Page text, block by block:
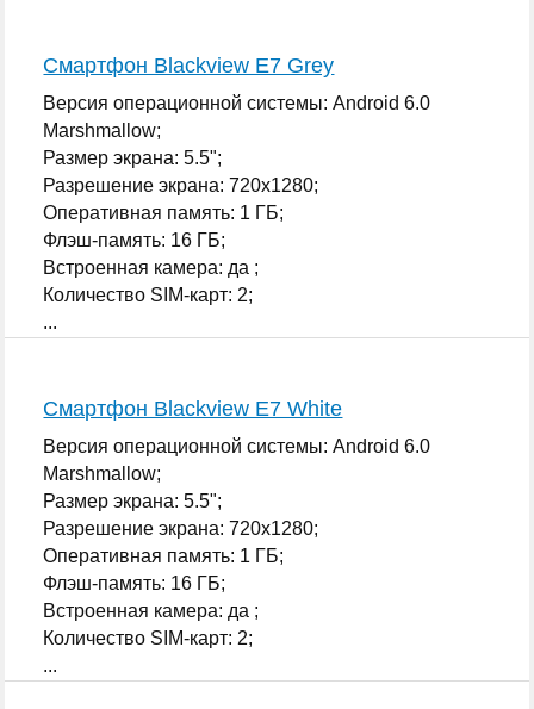
Смартфон Blackview E7 Grey
Версия операционной системы: Android 6.0
Marshmallow;
Размер экрана: 5.5";
Разрешение экрана: 720x1280;
Оперативная память: 1 ГБ;
Флэш-память: 16 ГБ;
Встроенная камера: да ;
Количество SIM-карт: 2;
...
Смартфон Blackview E7 White
Версия операционной системы: Android 6.0
Marshmallow;
Размер экрана: 5.5";
Разрешение экрана: 720x1280;
Оперативная память: 1 ГБ;
Флэш-память: 16 ГБ;
Встроенная камера: да ;
Количество SIM-карт: 2;
...